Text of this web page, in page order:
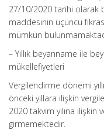
27/10/2020 tarihi olarak
maddesinin üçüncü
mümkün
– Yıllık beyanname ile
mükellefiyetleri
Vergilendirme dönemi
önceki yıllara ilişkin
2020 takvim yılına
girmemektedir.